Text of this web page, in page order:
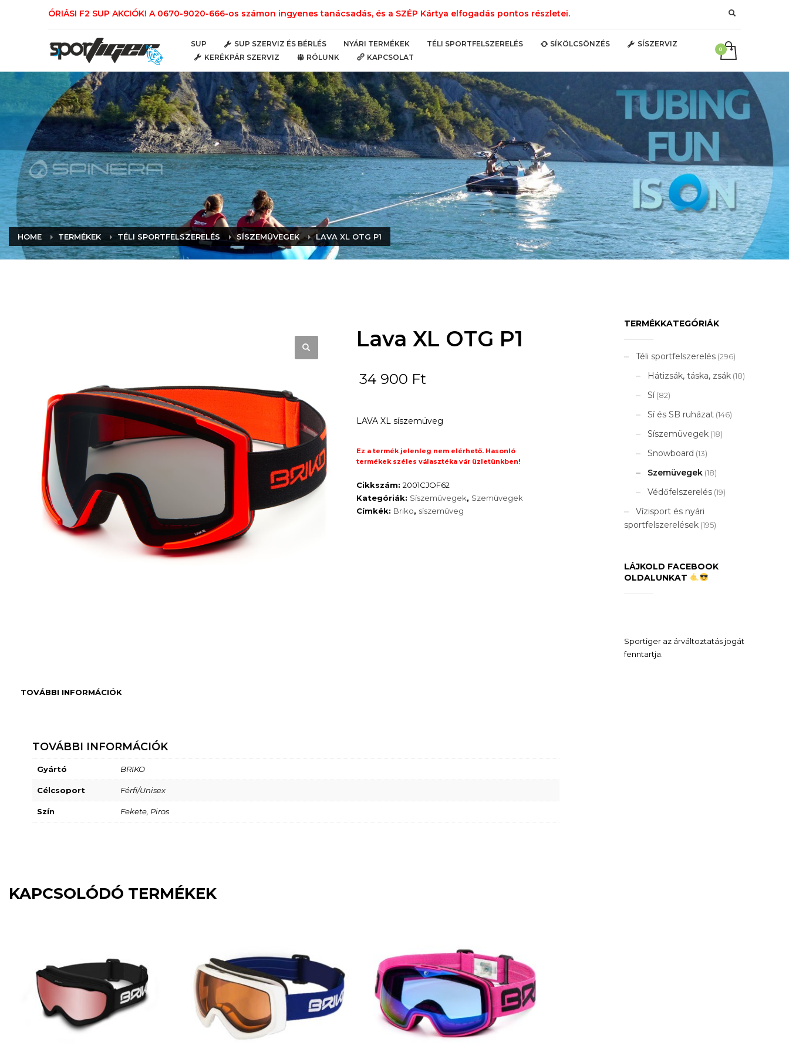
ÓRIÁSI F2 SUP AKCIÓK! A 0670-9020-666-os számon ingyenes tanácsadás, és a SZÉP Kártya elfogadás pontos részletei.
SUP SUP SZERVIZ ÉS BÉRLÉS NYÁRI TERMÉKEK TÉLI SPORTFELSZERELÉS SÍKÖLCSÖNZÉS
SÍSZERVIZ
KERÉKPÁR SZERVIZ
RÓLUNK KAPCSOLAT
HOME TERMÉKEK TÉLI SPORTFELSZERELÉS SÍSZEMÜVEGEK LAVA XL OTG P1
Lava XL OTG P1
34 900 Ft
LAVA XL síszemüveg
Ez a termék jelenleg nem elérhető. Hasonló
termékek széles választéka vár üzletünkben!
Cikkszám: 2001CJOF62
Kategóriák: Síszemüvegek, Szemüvegek
Címkék: Briko, síszemüveg
TOVÁBBI INFORMÁCIÓK
TOVÁBBI INFORMÁCIÓK
Gyártó BRIKO
Célcsoport Férfi/Unisex
Szín Fekete, Piros
KAPCSOLÓDÓ TERMÉKEK
TERMÉKKATEGÓRIÁK
Téli sportfelszerelés (296)
Hátizsák, táska, zsák (18)
Sí (82)
Sí és SB ruházat (146)
Síszemüvegek (18)
Snowboard (13)
Szemüvegek (18)
Védőfelszerelés (19)
Vízisport és nyári
sportfelszerelések (195)
LÁJKOLD FACEBOOK
OLDALUNKAT
Sportiger az árváltoztatás jogát
fenntartja.